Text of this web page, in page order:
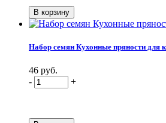
Набор семян Кухонные пряности для
46 руб.
-
+